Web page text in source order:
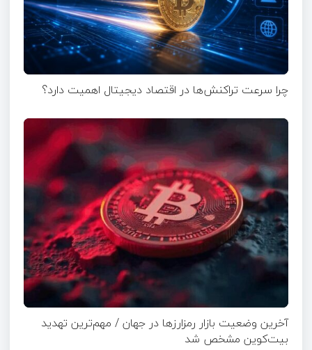
چرا سرعت تراکنش‌ها در اقتصاد دیجیتال اهمیت دارد؟
آخرین وضعیت بازار رمزارزها در جهان / مهم‌ترین تهدید
بیت‌کوین مشخص شد